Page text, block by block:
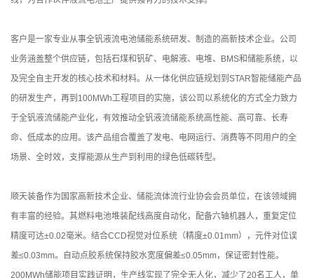
客户是一家专业从事全钒液流电池储能系统研发、制造的高新技术企业。公司
业务涵盖整个供应链，包括石煤和钒矿、电解液、电堆、BMS和储能系统，以
及完全自主开发的核心技术和材料。从一体化供应链规划到STAR智能储能产品
的研发生产，再到100MWh工程项目的实施，该公司以系统化的方式全力致力
于全钒液流储能产业化，有效推动全钒液流储能系统高性能、高可靠、长寿
命、低成本的应用。该产品组合覆盖了发电、电网运行、消费等不同用户的全
场景、全时效，支撑能源从生产到利用的绿色低碳转型。
顺天装备作为国家高新技术企业、储能流体流行业协会会员单位，在该领域拥
有丰富的经验。其燃料电池堆装配线高度自动化，配备六轴机器人，重复定位
精度可达±0.02毫米。结合CCD视觉对位系统（精度±0.01mm），元件对位误
差≤0.03mm。自动点胶系统保持胶水宽度偏差≤0.05mm，保证密封性能。
200MWh储能项目实践证明，生产线实现了完全无人化，减少了20名工人，单